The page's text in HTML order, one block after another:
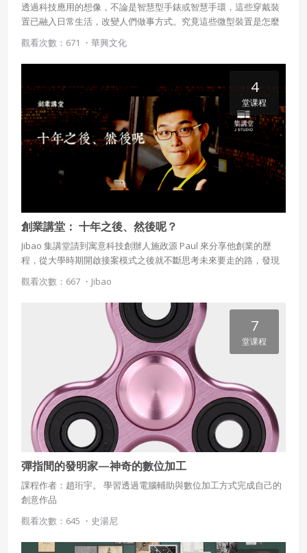
透過科技應用的想像，不論是智慧型手錶或智慧手環，這些穿戴裝
置已融入日常生活，改變人們做事方式。究竟這些微型裝置是怎麼
始，讓學生了解其中所應用的科技與技術及「科技始終來自於人
性」的體悟。
觀看次數：671 ・ 華興文化
4
堂课程
創業講堂： 十年之後、然後呢？
Jibao 集講堂請到寓意科技創辦人施政源 Paul 來分享他創業的歷
程，從大學時期開啟接案模式之後就不斷思考未來要走的路，發現
培養決策力最快的途徑就是從業務做起，所以縱使還沒畢業前就已
收到許多高薪職務的機會也毅然決然拒絕，選擇自己內心真正想嘗
試的方向。 從順境走入困境，再遇到轉機後的挑戰到底如何， 我們
來聽看看Paul怎麼說。 活動說明: 1. 面對大學畢業後的選擇與思考
2. 從寫程式接案到業務工作到走上創業之路 3. 創業的初衷 4. 失敗的
歷程以及心態逐年的改變 5. 畢業十年後的總覽
觀看次數：667 ・ Jibao
7
堂课程
彈指間的發明家—神奇的數位加工
課程作者：趙珩宇。 學習透過電腦輔助與數位加工方式完成自己的
創意作品
觀看次數：645 ・ 史湯尼
會員聲明並保證會員於使用本系統時創作、上傳或張貼的著
作物，會員享有所有權或經合法授權。
如會員違反前項約定致吉寶系統公司遭追訴、請求或求償
者，吉寶系統公司應立即通知會員，必要時本系統得移除爭
議內容。會員應協助相關程序並負擔吉寶系統公司因此所生
六、終止
會員違反本合約或本系統任一規定者，吉寶系統公司得終止
本合約。
本合約終止後，會員不得對吉寶系統公司主張任何費用、補
償或賠償。
雙方合意專以臺灣臺北地方法院為第一審管轄法
院。